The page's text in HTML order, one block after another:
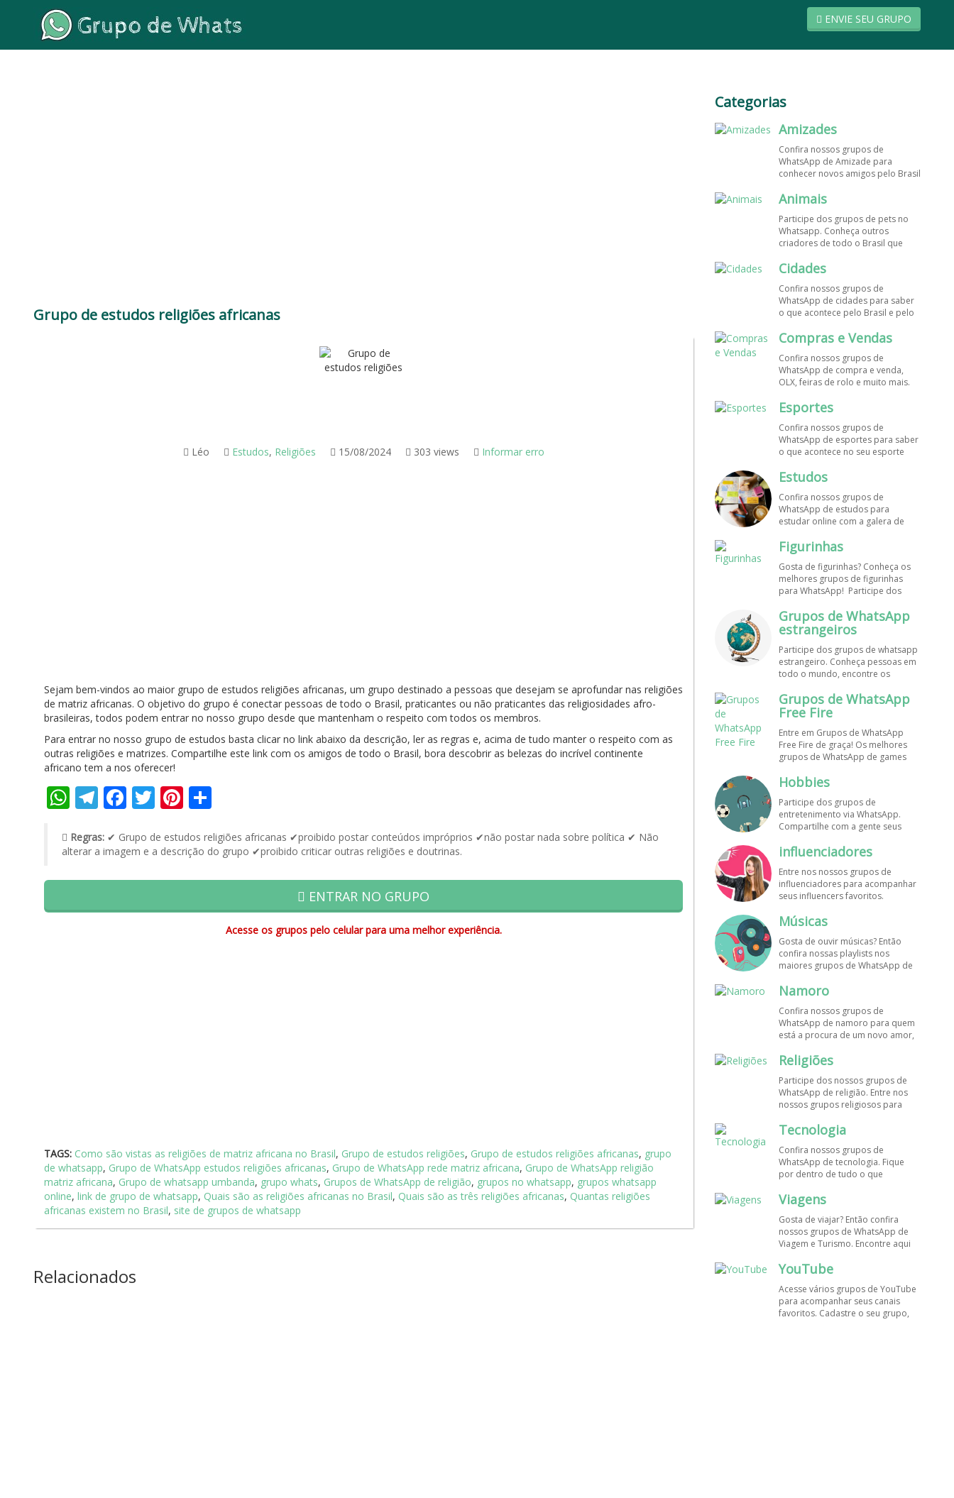
ENVIE SEU GRUPO
Grupo de estudos religiões africanas
Léo Estudos, Religiões 15/08/2024 303 views Informar erro
Sejam bem-vindos ao maior grupo de estudos religiões africanas, um grupo destinado a pessoas que desejam se aprofundar nas religiões
de matriz africanas. O objetivo do grupo é conectar pessoas de todo o Brasil, praticantes ou não praticantes das religiosidades afro-
brasileiras, todos podem entrar no nosso grupo desde que mantenham o respeito com todos os membros.
Para entrar no nosso grupo de estudos basta clicar no link abaixo da descrição, ler as regras e, acima de tudo manter o respeito com as
outras religiões e matrizes. Compartilhe este link com os amigos de todo o Brasil, bora descobrir as belezas do incrível continente
africano tem a nos oferecer!
WhatsApp
Telegram
Facebook
TwitterPinterest
Regras: ✔ Grupo de estudos religiões africanas ✔proibido postar conteúdos impróprios ✔não postar nada sobre política ✔ Não
alterar a imagem e a descrição do grupo ✔proibido criticar outras religiões e doutrinas.
ENTRAR NO GRUPO
Acesse os grupos pelo celular para uma melhor experiência.
TAGS: Como são vistas as religiões de matriz africana no Brasil, Grupo de estudos religiões, Grupo de estudos religiões africanas, grupo
de whatsapp, Grupo de WhatsApp estudos religiões africanas, Grupo de WhatsApp rede matriz africana, Grupo de WhatsApp religião
matriz africana, Grupo de whatsapp umbanda, grupo whats, Grupos de WhatsApp de religião, grupos no whatsapp, grupos whatsapp
online, link de grupo de whatsapp, Quais são as religiões africanas no Brasil, Quais são as três religiões africanas, Quantas religiões
africanas existem no Brasil, site de grupos de whatsapp
Relacionados
Categorias
Amizades
Confira nossos grupos de
WhatsApp de Amizade para
conhecer novos amigos pelo Brasil
melhores grupos de WhatsApp é
Animais
Participe dos grupos de pets no
Whatsapp. Conheça outros
criadores de todo o Brasil que
trocar dicas sobre como cuidar
grupos de WhatsApp de graça!
Cidades
Confira nossos grupos de
WhatsApp de cidades para saber
o que acontece pelo Brasil e pelo
grupos de WhatsApp é de graça!
Compras e Vendas
Confira nossos grupos de
WhatsApp de compra e venda,
OLX, feiras de rolo e muito mais.
de WhatsApp é de grátis! Entre
agora!
Esportes
Confira nossos grupos de
WhatsApp de esportes para saber
o que acontece no seu esporte
melhores grupos de WhatsApp é
Estudos
Confira nossos grupos de
WhatsApp de estudos para
estudar online com a galera de
melhores grupos de WhatsApp é
de graça!
Figurinhas
Gosta de figurinhas? Conheça os
melhores grupos de figurinhas
para WhatsApp! Participe dos
figurinhas e stickers grátis.
Encontre aqui os melhores grupos
de WhatsApp e bombe seu perfil!
Grupos de WhatsApp
estrangeiros
Participe dos grupos de whatsapp
estrangeiro. Conheça pessoas em
todo o mundo, encontre os
Encontre esses e mais grupos de
WhatsApp de graça!
Grupos de WhatsApp
Free Fire
Entre em Grupos de WhatsApp
Free Fire de graça! Os melhores
grupos de WhatsApp de games
grupos de whats e faça novos
Hobbies
Participe dos grupos de
entretenimento via WhatsApp.
Compartilhe com a gente seus
os melhores grupos de WhatsApp,
influenciadores
Entre nos nossos grupos de
influenciadores para acompanhar
seus influencers favoritos.
em todo o Brasil e o mundo!
seus seguidores!
Músicas
Gosta de ouvir músicas? Então
confira nossas playlists nos
maiores grupos de WhatsApp de
melhores grupos de WhatsApp é
Namoro
Confira nossos grupos de
WhatsApp de namoro para quem
está a procura de um novo amor,
mais grupos de WhatsApp é de
graça!
Religiões
Participe dos nossos grupos de
WhatsApp de religião. Entre nos
nossos grupos religiosos para
só fé! Entre agora!
Tecnologia
Confira nossos grupos de
WhatsApp de tecnologia. Fique
por dentro de tudo o que
Aqui tem os grupos de WhatsApp
é de graça!
Viagens
Gosta de viajar? Então confira
nossos grupos de WhatsApp de
Viagem e Turismo. Encontre aqui
é de graça! Compartilhe com os
YouTube
Acesse vários grupos de YouTube
para acompanhar seus canais
favoritos. Cadastre o seu grupo,